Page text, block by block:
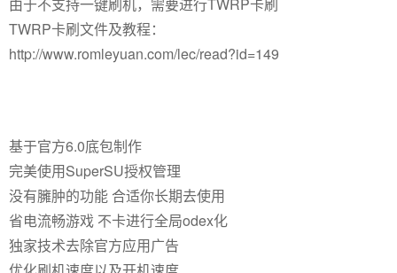
TWRP卡刷文件及教程：
http://www.romleyuan.com/lec/read?id=149
基于官方6.0底包制作
完美使用SuperSU授权管理
没有臃肿的功能 合适你长期去使用
省电流畅游戏 不卡进行全局odex化
独家技术去除官方应用广告